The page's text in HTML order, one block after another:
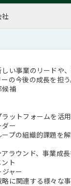
覧
社
しい事業のリードや
の今後の成長を担う
候補
ラットフォームを活
ー
ープの組織的課題を
アラウンド、事業成
ト
ジャー
略に関連する様々な